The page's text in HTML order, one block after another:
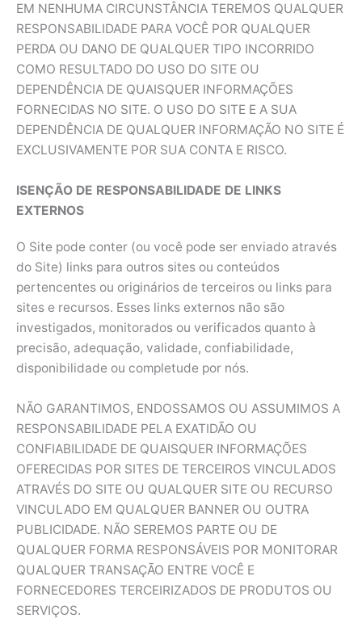
EM NENHUMA CIRCUNSTÂNCIA TEREMOS QUALQUER
RESPONSABILIDADE PARA VOCÊ POR QUALQUER
PERDA OU DANO DE QUALQUER TIPO INCORRIDO
COMO RESULTADO DO USO DO SITE OU
DEPENDÊNCIA DE QUAISQUER INFORMAÇÕES
FORNECIDAS NO SITE. O USO DO SITE E A SUA
DEPENDÊNCIA DE QUALQUER INFORMAÇÃO NO SITE É
EXCLUSIVAMENTE POR SUA CONTA E RISCO.
ISENÇÃO DE RESPONSABILIDADE DE LINKS
EXTERNOS
O Site pode conter (ou você pode ser enviado através
do Site) links para outros sites ou conteúdos
pertencentes ou originários de terceiros ou links para
sites e recursos. Esses links externos não são
investigados, monitorados ou verificados quanto à
precisão, adequação, validade, confiabilidade,
disponibilidade ou completude por nós.
NÃO GARANTIMOS, ENDOSSAMOS OU ASSUMIMOS A
RESPONSABILIDADE PELA EXATIDÃO OU
CONFIABILIDADE DE QUAISQUER INFORMAÇÕES
OFERECIDAS POR SITES DE TERCEIROS VINCULADOS
ATRAVÉS DO SITE OU QUALQUER SITE OU RECURSO
VINCULADO EM QUALQUER BANNER OU OUTRA
PUBLICIDADE. NÃO SEREMOS PARTE OU DE
QUALQUER FORMA RESPONSÁVEIS POR MONITORAR
QUALQUER TRANSAÇÃO ENTRE VOCÊ E
FORNECEDORES TERCEIRIZADOS DE PRODUTOS OU
SERVIÇOS.